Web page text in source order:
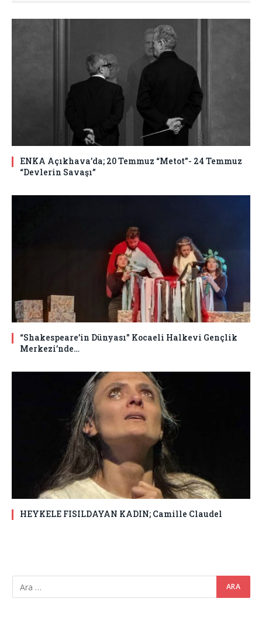
ENKA Açıkhava’da; 20 Temmuz “Metot”- 24 Temmuz
“Devlerin Savaşı”
“Shakespeare’in Dünyası” Kocaeli Halkevi Gençlik
Merkezi’nde…
HEYKELE FISILDAYAN KADIN; Camille Claudel